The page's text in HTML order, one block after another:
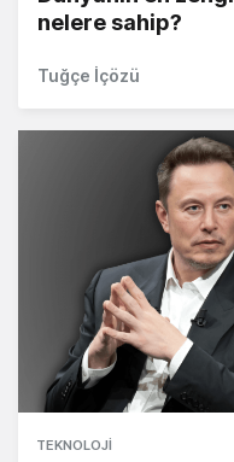
nelere sahip?
Tuğçe İçözü
TEKNOLOJI